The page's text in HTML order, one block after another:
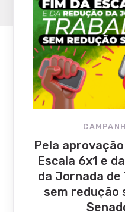
Pela
Escala 6x1 e
da Jornada de
sem redução